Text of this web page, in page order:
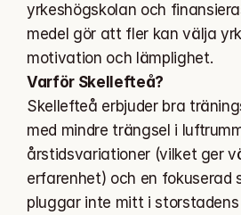
yrkeshögskolan och
medel gör att fler kan välja
motivation och lämplighet.
Varför Skellefteå?
Skellefteå erbjuder bra
med mindre trängsel i
årstidsvariationer (vilket ger
erfarenhet) och en fokuserad
pluggar inte mitt i